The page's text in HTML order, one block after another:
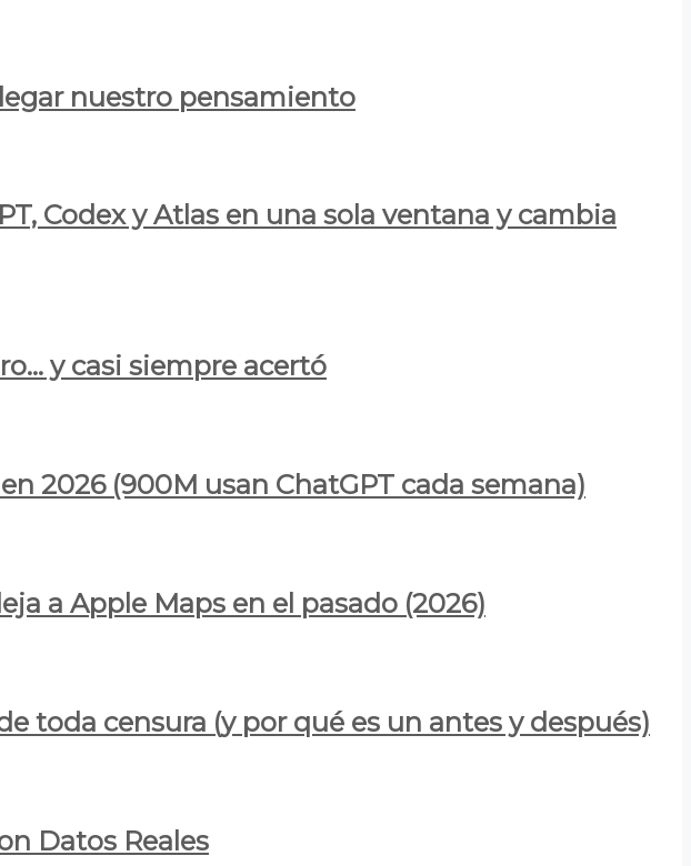
nuestro pensamiento
Codex y Atlas en una sola ventana y cambia
y casi siempre acertó
2026 (900M usan ChatGPT cada semana)
a Apple Maps en el pasado (2026)
toda censura (y por qué es un antes y después)
Datos Reales